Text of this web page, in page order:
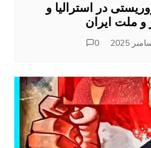
در استرالیا و
و ملت ایران
0